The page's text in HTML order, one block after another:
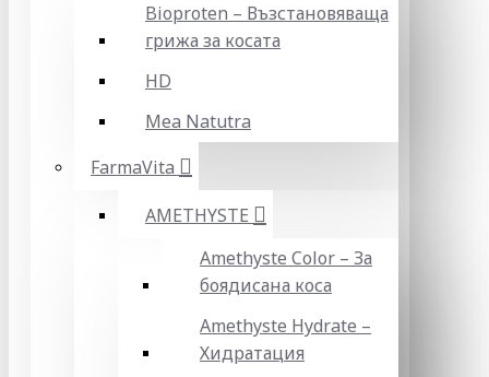
Bioproten – Възстановяваща
грижа за косата
HD
Mea Natutra
FarmaVita
AMETHYSTE
Amethyste Color – За
боядисана коса
Amethyste Hydrate –
Хидратация